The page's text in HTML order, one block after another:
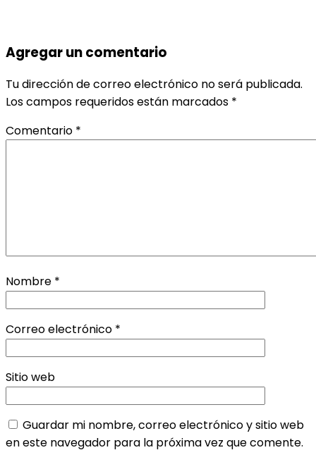
Agregar un comentario
Tu dirección de correo electrónico no será publicada.
Los campos requeridos están marcados *
Comentario *
Nombre *
Correo electrónico *
Sitio web
Guardar mi nombre, correo electrónico y sitio web
en este navegador para la próxima vez que comente.